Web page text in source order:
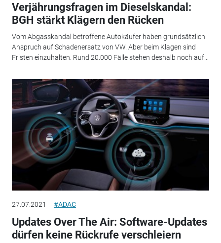
Verjährungsfragen im Dieselskandal:
BGH stärkt Klägern den Rücken
Vom Abgasskandal betroffene Autokäufer haben grundsätzlich
Anspruch auf Schadenersatz von VW. Aber beim Klagen sind
Fristen einzuhalten. Rund 20.000 Fälle stehen deshalb noch auf...
27.07.2021 #ADAC
Updates Over The Air: Software-Updates
dürfen keine Rückrufe verschleiern